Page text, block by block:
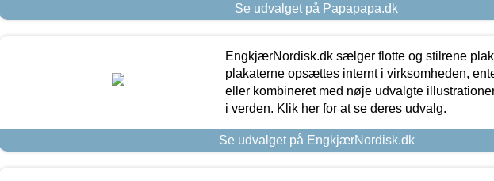
Se udvalget på Papapapa.dk
EngkjærNordisk.dk sælger flotte og stilrene
plakaterne opsættes internt i virksomheden,
eller kombineret med nøje udvalgte
i verden. Klik her for at se deres udvalg.
Se udvalget på EngkjærNordisk.dk